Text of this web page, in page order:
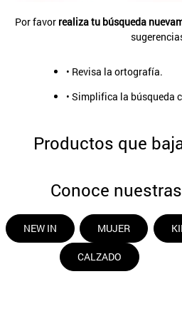
Por favor realiza tu búsqueda
• Revisa la ortografía.
• Simplifica la búsqueda
Productos que
Conoce
NEW IN MUJER
CALZADO